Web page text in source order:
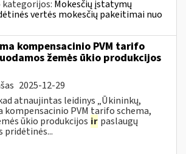
kategorijos: Mokesčių įstatymų
vertės mokesčių pakeitimai nuo
kompensacinio PVM tarifo
žemės ūkio produkcijos
2025-12-29
atnaujintas leidinys „Ūkininkų,
kompensacinio PVM tarifo schema,
ūkio produkcijos ir paslaugų
pridėtinės...